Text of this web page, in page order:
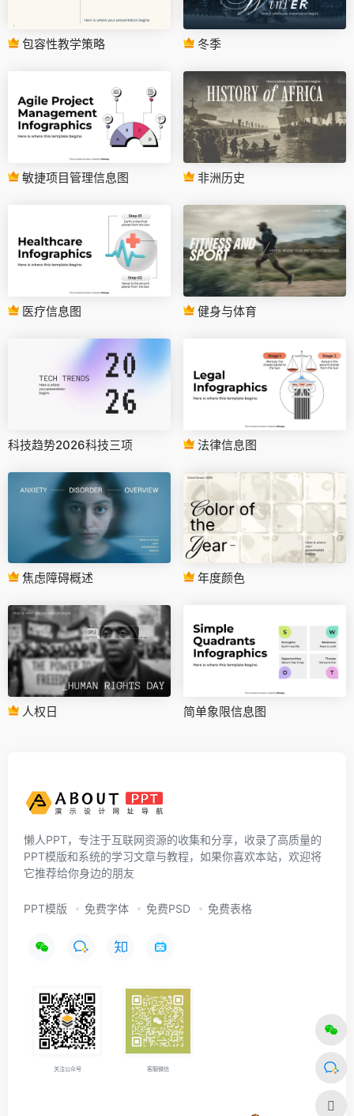
包容性教学策略 冬季
敏捷项目管理信息图 非洲历史
医疗信息图 健身与体育
科技趋势2026科技三项 法律信息图
焦虑障碍概述 年度颜色
人权日 简单象限信息图
懒人PPT，专注于互联网资源的收集和分享，收录了高质量的
PPT模版和系统的学习文章与教程，如果你喜欢本站，欢迎将
它推荐给你身边的朋友
PPT模版 免费字体 免费PSD 免费表格
关注公众号 客服微信